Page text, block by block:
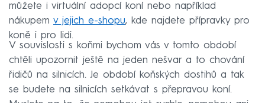
můžete i virtuální adopcí koní nebo například
nákupem v jejich e-shopu, kde najdete přípravky pro
koně i pro lidi.
V souvislosti s koňmi bychom vás v tomto období
chtěli upozornit ještě na jeden nešvar a to chování
řidičů na silnicích. Je období koňských dostihů a tak
se budete na silnicích setkávat s přepravou koní.